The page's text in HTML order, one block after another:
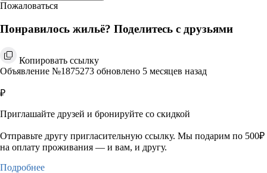
Пожаловаться
Понравилось жильё? Поделитесь с друзьями
Копировать ссылку
Объявление №1875273 обновлено 5 месяцев назад
₽
Приглашайте друзей и бронируйте со скидкой
Отправьте другу пригласительную ссылку. Мы подарим по 500₽
на оплату проживания — и вам, и другу.
Подробнее